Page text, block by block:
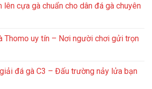
lên cựa gà chuẩn cho dân đá gà chuyên
Thomo uy tín – Nơi người chơi gửi trọn
đá gà C3 – Đấu trường nảy lửa bạn